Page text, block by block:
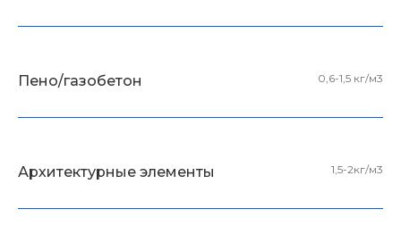
Пено/газобетон 0,6-1,5 кг/м3
Архитектурные элементы 1,5-2кг/м3